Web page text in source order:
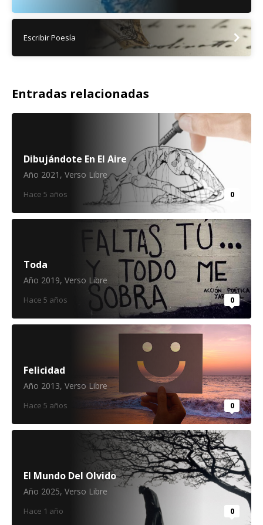
Escribir Poesía
Entradas relacionadas
Dibujándote En El Aire
Año 2021 , Verso Libre
Hace 5 años 0
Toda
Año 2019, Verso Libre
Hace 5 años 0
Felicidad
Año 2013, Verso Libre
Hace 5 años 0
El Mundo Del Olvido
Año 2025, Verso Libre
Hace 1 año 0